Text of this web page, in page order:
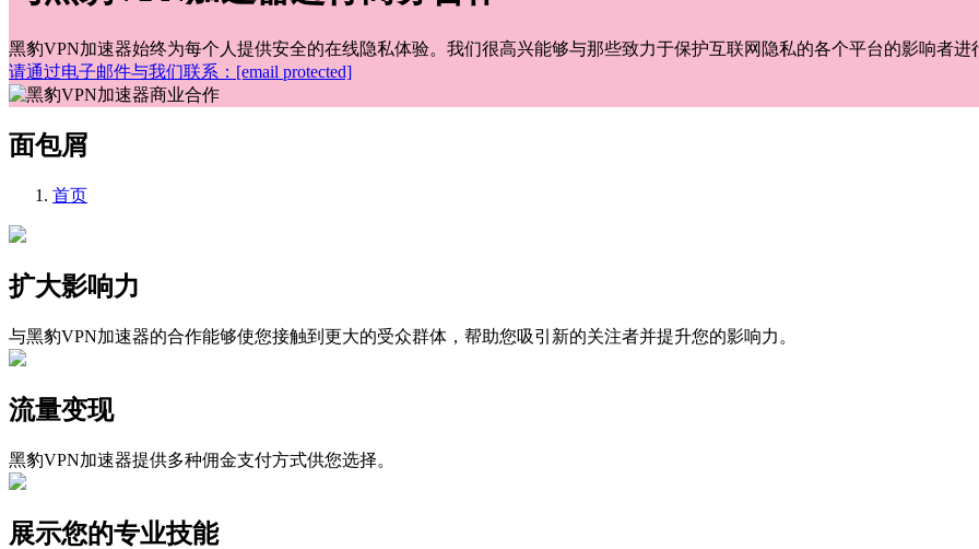
黑豹VPN加速器始终为每个人提供安全的在线隐私体验。我们很高兴能够与那些致力于保护互联网隐私的各个平台的影响者进
请通过电子邮件与我们联系： [email protected]
面包屑
首页
扩大影响力
与黑豹VPN加速器的合作能够使您接触到更大的受众群体，帮助您吸引新的关注者并提升您的影响力。
流量变现
黑豹VPN加速器提供多种佣金支付方式供您选择。
展示您的专业技能